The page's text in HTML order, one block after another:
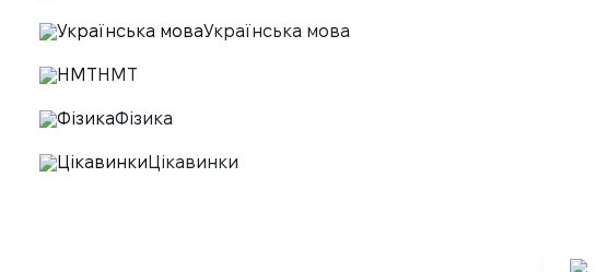
Українська мова
НМТ
Фізика
Цікавинки